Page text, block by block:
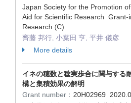
Japan Society for the Promotion
Aid for Scientific Research Grant-
Research (C)
齊藤 邦行, 小葉田 亨, 平井 儀彦
More details
イネの穂数と稔実歩合に関与する
構と集積効果の解明
Grant number： 20H02969